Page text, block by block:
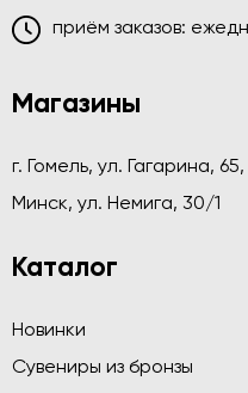
приём заказов:
Магазины
г. Гомель, ул. Гагарина,
Минск, ул. Немига, 30/1
Каталог
Новинки
Сувениры из бронзы